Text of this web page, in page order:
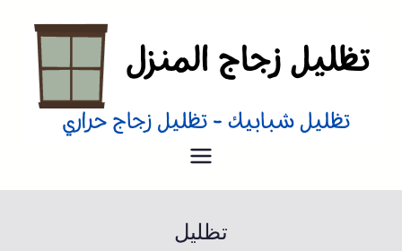
تظليل منازل
تظليل زجاج منازل من الداخل و
تظليل